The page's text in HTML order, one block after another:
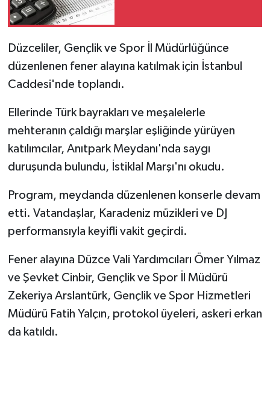
Düzceliler, Gençlik ve Spor İl Müdürlüğünce
düzenlenen fener alayına katılmak için İstanbul
Caddesi'nde toplandı.
Ellerinde Türk bayrakları ve meşalelerle
mehteranın çaldığı marşlar eşliğinde yürüyen
katılımcılar, Anıtpark Meydanı'nda saygı
duruşunda bulundu, İstiklal Marşı'nı okudu.
Program, meydanda düzenlenen konserle devam
etti. Vatandaşlar, Karadeniz müzikleri ve DJ
performansıyla keyifli vakit geçirdi.
Fener alayına Düzce Vali Yardımcıları Ömer Yılmaz
ve Şevket Cinbir, Gençlik ve Spor İl Müdürü
Zekeriya Arslantürk, Gençlik ve Spor Hizmetleri
Müdürü Fatih Yalçın, protokol üyeleri, askeri erkan
da katıldı.